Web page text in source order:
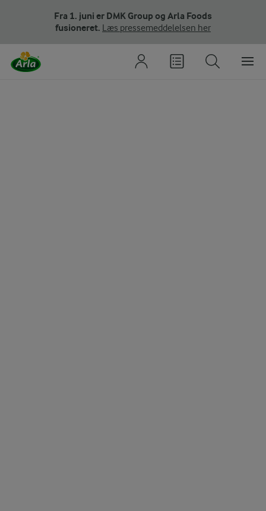
Fra 1. juni er DMK Group og Arla Foods
fusioneret. Læs pressemeddelelsen her